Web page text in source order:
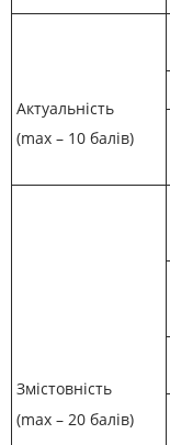
Актуальність
(max – 10 балів)
Змістовність
(max – 20 балів)